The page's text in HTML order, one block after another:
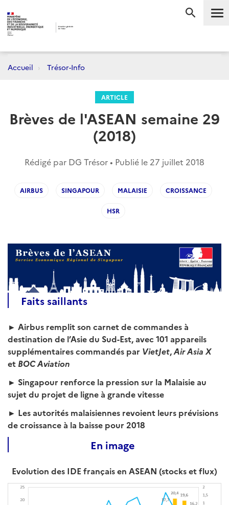
Accueil Trésor-Info
ARTICLE
Brèves de l'ASEAN semaine 29
(2018)
Rédigé par DG Trésor • Publié le 27 juillet 2018
AIRBUS SINGAPOUR MALAISIE CROISSANCE
HSR
Faits saillants
► Airbus remplit son carnet de commandes à
destination de l’Asie du Sud-Est, avec 101 appareils
supplémentaires commandés par VietJet,Air Asia X
et BOC Aviation
► Singapour renforce la pression sur la Malaisie au
sujet du projet de ligne à grande vitesse
► Les autorités malaisiennes revoient leurs prévisions
de croissance à la baisse pour 2018
En image
Evolution des IDE français en ASEAN (stocks et flux)